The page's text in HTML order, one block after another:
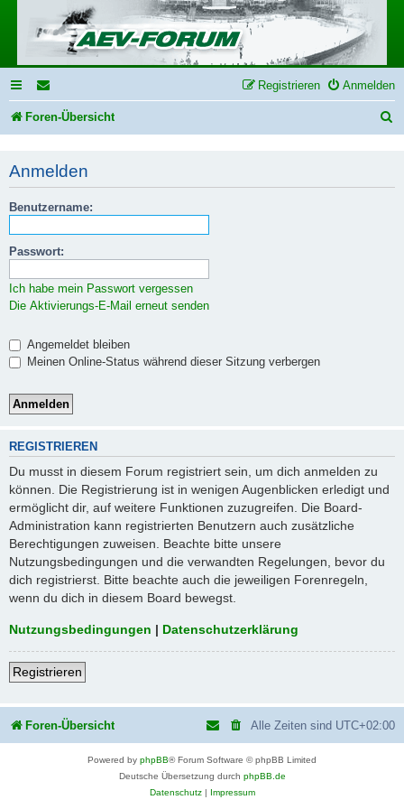
Anmelden
Registrieren
Foren-Übersicht
Anmelden
Benutzername:
Passwort:
Ich habe mein Passwort vergessen
Die Aktivierungs-E-Mail erneut senden
Angemeldet bleiben
Meinen Online-Status während dieser Sitzung verbergen
REGISTRIEREN
Du musst in diesem Forum registriert sein, um dich anmelden zu
können. Die Registrierung ist in wenigen Augenblicken erledigt und
ermöglicht dir, auf weitere Funktionen zuzugreifen. Die Board-
Administration kann registrierten Benutzern auch zusätzliche
Berechtigungen zuweisen. Beachte bitte unsere
Nutzungsbedingungen und die verwandten Regelungen, bevor du
dich registrierst. Bitte beachte auch die jeweiligen Forenregeln,
wenn du dich in diesem Board bewegst.
Nutzungsbedingungen | Datenschutzerklärung
Registrieren
Foren-Übersicht Alle Zeiten sind UTC+02:00
Powered by phpBB® Forum Software © phpBB Limited
Deutsche Übersetzung durch phpBB.de
Datenschutz| Impressum